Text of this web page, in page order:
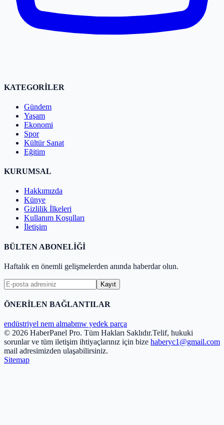
KATEGORİLER
Gündem
Yaşam
Ekonomi
Spor
Kültür Sanat
Eğitim
KURUMSAL
Hakkımızda
Künye
Gizlilik İlkeleri
Kullanım Koşulları
İletişim
BÜLTEN ABONELİĞİ
Haftalık en önemli gelişmelerden anında haberdar olun.
Kayıt
ÖNERİLEN BAĞLANTILAR
endüstriyel nem almabmw yedek parça
© 2026 HaberPanel Pro. Tüm Hakları Saklıdır.Telif, hukuki
sorunlar ve tüm iletişim ihtiyaçlarınız için bize haberyc1@gmail.com
mail adresimizden ulaşabilirsiniz.
Sitemap